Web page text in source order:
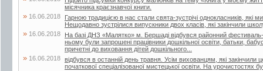
місячника краєзнавчої книги.
» 16.06.2018
Гарною традицією в нас стали свята-зустрічі однокласників, які
Нещодавно зустрілися випускники двох класів, які закінчили
» 16.06.2018
На базі ДНЗ «Малятко» м. Бершаді відбувся районний
ньому були запрошені працівники дошкільної освіти, батьки,
причетні до виховання дітей дошкільного...
» 16.06.2018 відбувся в останній день травня. Усім вихованцям, які
початкової спеціалізованої мистецької освіти. На урочистостях